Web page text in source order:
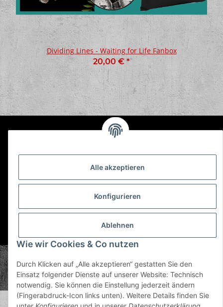
Dividing Lines - Waiting for Life Fanbox
20,00 € *
Gesetzliche Informationen
© Plastic Bomb GmbH
Copyright © 2026 Plastic Bomb GmbH
Powered byJTL-Shop
Alle akzeptieren
Konfigurieren
Ablehnen
Wie wir Cookies & Co nutzen
Durch Klicken auf „Alle akzeptieren“ gestatten Sie den
Einsatz folgender Dienste auf unserer Website: Technisch
notwendig. Sie können die Einstellung jederzeit ändern
(Fingerabdruck-Icon links unten). Weitere Details finden Sie